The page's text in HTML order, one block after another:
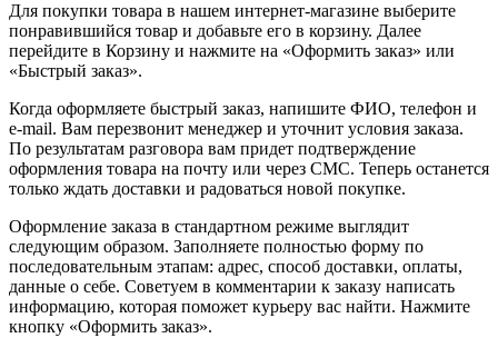
Для покупки товара в нашем интернет-магазине выберите
понравившийся товар и добавьте его в корзину. Далее
перейдите в Корзину и нажмите на «Оформить заказ» или
«Быстрый заказ».
Когда оформляете быстрый заказ, напишите ФИО, телефон и
e-mail. Вам перезвонит менеджер и уточнит условия заказа.
По результатам разговора вам придет подтверждение
оформления товара на почту или через СМС. Теперь останется
только ждать доставки и радоваться новой покупке.
Оформление заказа в стандартном режиме выглядит
следующим образом. Заполняете полностью форму по
последовательным этапам: адрес, способ доставки, оплаты,
данные о себе. Советуем в комментарии к заказу написать
информацию, которая поможет курьеру вас найти. Нажмите
кнопку «Оформить заказ».